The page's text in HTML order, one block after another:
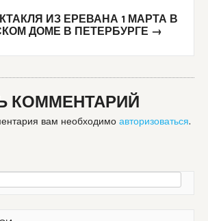
ИЗ ЕРЕВАНА 1 МАРТА В
ДОМЕ В ПЕТЕРБУРГЕ →
КОММЕНТАРИЙ
вам необходимо авторизоваться.